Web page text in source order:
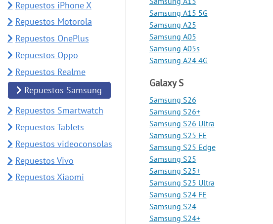
Samsung A15 5G
Samsung A25
Samsung A05
Samsung A05s
Samsung A24 4G
Galaxy S
Samsung S26
Samsung S26+
Samsung S26 Ultra
Samsung S25 FE
Samsung S25 Edge
Samsung S25
Samsung S25+
Samsung S25 Ultra
Samsung S24 FE
Samsung S24
Samsung S24+
Repuestos iPhone X
Repuestos Motorola
Repuestos OnePlus
Repuestos Oppo
Repuestos Realme
Repuestos Samsung
Repuestos Smartwatch
Repuestos Tablets
Repuestos videoconsolas
Repuestos Vivo
Repuestos Xiaomi